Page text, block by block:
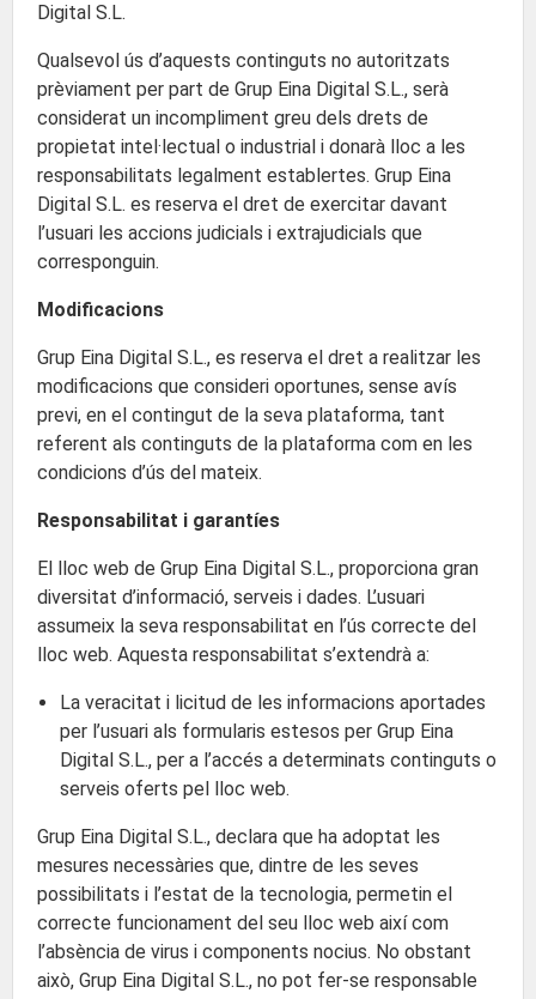
Digital S.L.
Qualsevol ús d’aquests continguts no autoritzats
prèviament per part de Grup Eina Digital S.L., serà
considerat un incompliment greu dels drets de
propietat intel·lectual o industrial i donarà lloc a les
responsabilitats legalment establertes. Grup Eina
Digital S.L. es reserva el dret de exercitar davant
l’usuari les accions judicials i extrajudicials que
corresponguin.
Modificacions
Grup Eina Digital S.L., es reserva el dret a realitzar les
modificacions que consideri oportunes, sense avís
previ, en el contingut de la seva plataforma, tant
referent als continguts de la plataforma com en les
condicions d’ús del mateix.
Responsabilitat i garantíes
El lloc web de Grup Eina Digital S.L., proporciona gran
diversitat d’informació, serveis i dades. L’usuari
assumeix la seva responsabilitat en l’ús correcte del
lloc web. Aquesta responsabilitat s’extendrà a:
La veracitat i licitud de les informacions aportades
per l’usuari als formularis estesos per Grup Eina
Digital S.L., per a l’accés a determinats continguts o
serveis oferts pel lloc web.
Grup Eina Digital S.L., declara que ha adoptat les
mesures necessàries que, dintre de les seves
possibilitats i l’estat de la tecnologia, permetin el
correcte funcionament del seu lloc web així com
l’absència de virus i components nocius. No obstant
això, Grup Eina Digital S.L., no pot fer-se responsable